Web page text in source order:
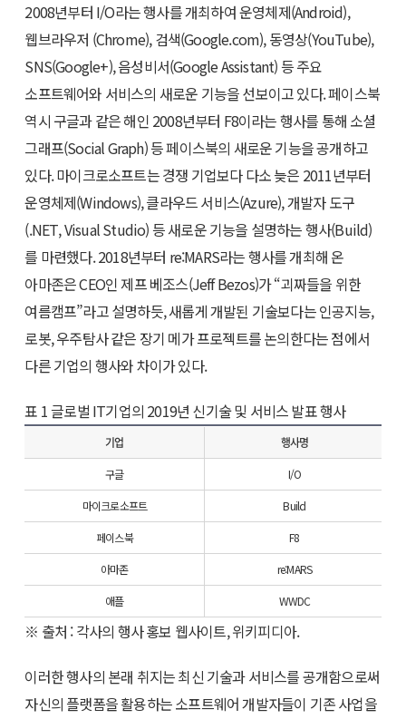
2008년부터 I/O라는 행사를 개최하여 운영체제(Android),
웹브라우저 (Chrome), 검색(Google.com), 동영상(YouTube),
SNS(Google+), 음성비서(Google Assistant) 등 주요
소프트웨어와 서비스의 새로운 기능을 선보이고 있다. 페이스북
역시 구글과 같은 해인 2008년부터 F8이라는 행사를 통해 소셜
그래프(Social Graph) 등 페이스북의 새로운 기능을 공개하고
있다. 마이크로소프트는 경쟁 기업보다 다소 늦은 2011년부터
운영체제(Windows), 클라우드 서비스(Azure), 개발자 도구
(.NET, Visual Studio) 등 새로운 기능을 설명하는 행사(Build)
를 마련했다. 2018년부터 re:MARS라는 행사를 개최해 온
아마존은 CEO인 제프 베조스(Jeff Bezos)가 “괴짜들을 위한
여름캠프”라고 설명하듯, 새롭게 개발된 기술보다는 인공지능,
로봇, 우주탐사 같은 장기 메가 프로젝트를 논의한다는 점에서
다른 기업의 행사와 차이가 있다.
표 1 글로벌 IT기업의 2019년 신기술 및 서비스 발표 행사
기업 행사명
구글 I/O
마이크로소프트 Build
페이스북 F8
아마존 re:MARS
애플 WWDC
※ 출처 : 각사의 행사 홍보 웹사이트, 위키피디아.
이러한 행사의 본래 취지는 최신 기술과 서비스를 공개함으로써
자신의 플랫폼을 활용하는 소프트웨어 개발자들이 기존 사업을